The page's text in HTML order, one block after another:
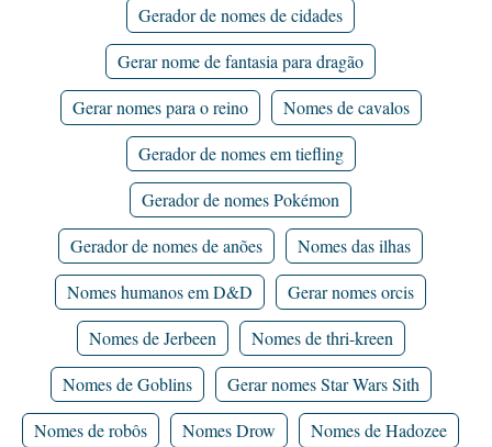
Gerador de nomes de cidades
Gerar nome de fantasia para dragão
Gerar nomes para o reino
Nomes de cavalos
Gerador de nomes em tiefling
Gerador de nomes Pokémon
Gerador de nomes de anões
Nomes das ilhas
Nomes humanos em D&D
Gerar nomes orcis
Nomes de Jerbeen
Nomes de thri-kreen
Nomes de Goblins
Gerar nomes Star Wars Sith
Nomes de robôs
Nomes Drow
Nomes de Hadozee